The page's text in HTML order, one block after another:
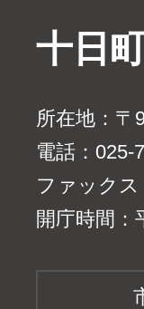
十日
所在地：〒
電話：025-
ファックス
開庁時間：